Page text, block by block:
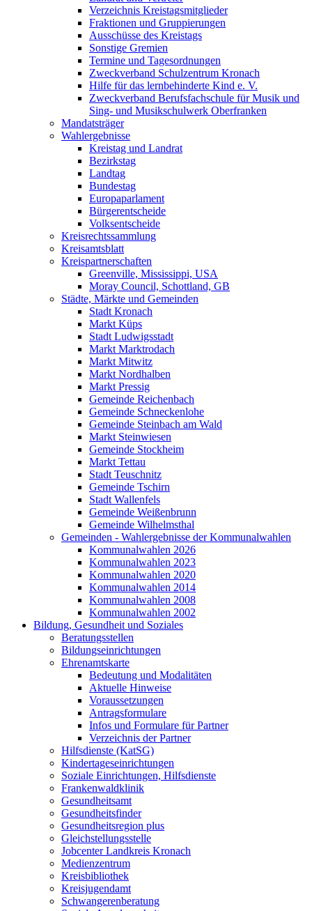
Verzeichnis Kreistagsmitglieder
Fraktionen und Gruppierungen
Ausschüsse des Kreistags
Sonstige Gremien
Termine und Tagesordnungen
Zweckverband Schulzentrum Kronach
Hilfe für das lernbehinderte Kind e. V.
Zweckverband Berufsfachschule für Musik und
Sing- und Musikschulwerk Oberfranken
Mandatsträger
Wahlergebnisse
Kreistag und Landrat
Bezirkstag
Landtag
Bundestag
Europaparlament
Bürgerentscheide
Volksentscheide
Kreisrechtssammlung
Kreisamtsblatt
Kreispartnerschaften
Greenville, Mississippi, USA
Moray Council, Schottland, GB
Städte, Märkte und Gemeinden
Stadt Kronach
Markt Küps
Stadt Ludwigsstadt
Markt Marktrodach
Markt Mitwitz
Markt Nordhalben
Markt Pressig
Gemeinde Reichenbach
Gemeinde Schneckenlohe
Gemeinde Steinbach am Wald
Markt Steinwiesen
Gemeinde Stockheim
Markt Tettau
Stadt Teuschnitz
Gemeinde Tschirn
Stadt Wallenfels
Gemeinde Weißenbrunn
Gemeinde Wilhelmsthal
Gemeinden - Wahlergebnisse der Kommunalwahlen
Kommunalwahlen 2026
Kommunalwahlen 2023
Kommunalwahlen 2020
Kommunalwahlen 2014
Kommunalwahlen 2008
Kommunalwahlen 2002
Bildung, Gesundheit und Soziales
Beratungsstellen
Bildungseinrichtungen
Ehrenamtskarte
Bedeutung und Modalitäten
Aktuelle Hinweise
Voraussetzungen
Antragsformulare
Infos und Formulare für Partner
Verzeichnis der Partner
Hilfsdienste (KatSG)
Kindertageseinrichtungen
Soziale Einrichtungen, Hilfsdienste
Frankenwaldklinik
Gesundheitsamt
Gesundheitsfinder
Gesundheitsregion plus
Gleichstellungsstelle
Jobcenter Landkreis Kronach
Medienzentrum
Kreisbibliothek
Kreisjugendamt
Schwangerenberatung